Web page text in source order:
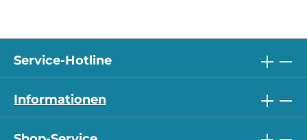
Service-Hotline
Informationen